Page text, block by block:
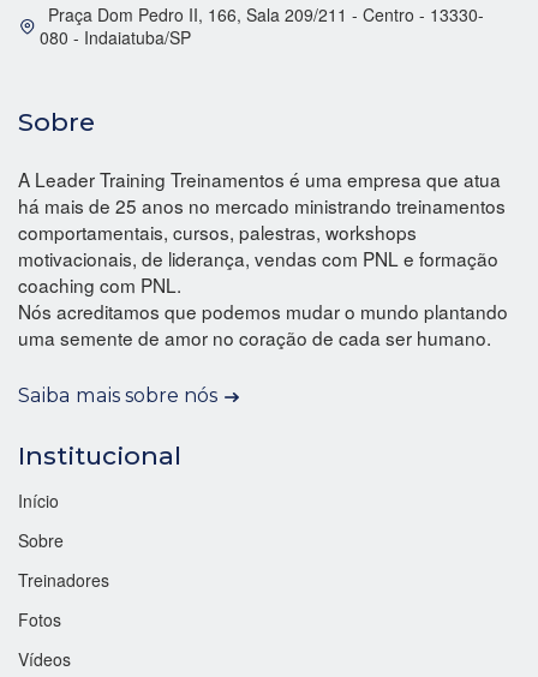
Praça Dom Pedro II, 166, Sala 209/211 - Centro - 13330-
080 - Indaiatuba/SP
Sobre
A Leader Training Treinamentos é uma empresa que atua
há mais de 25 anos no mercado ministrando treinamentos
comportamentais, cursos, palestras, workshops
motivacionais, de liderança, vendas com PNL e formação
coaching com PNL.
Nós acreditamos que podemos mudar o mundo plantando
uma semente de amor no coração de cada ser humano.
Saiba mais sobre nós
Institucional
Início
Sobre
Treinadores
Fotos
Vídeos